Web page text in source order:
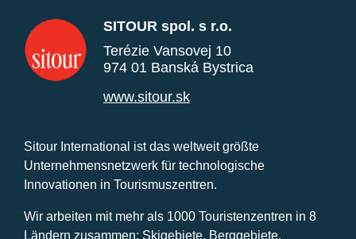
SITOUR spol. s r.o.
Terézie Vansovej 10
974 01 Banská Bystrica
www.sitour.sk
Sitour International ist das weltweit größte
Unternehmensnetzwerk für technologische
Innovationen in Tourismuszentren.
Wir arbeiten mit mehr als 1000 Touristenzentren in 8
Ländern zusammen: Skigebiete, Berggebiete,